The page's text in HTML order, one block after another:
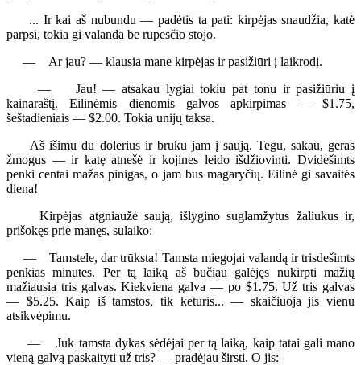
... Ir kai aš nubundu — padėtis ta pati: kirpėjas snaudžia, katė
parpsi, tokia gi valanda be rūpesčio stojo.
— Ar jau? — klausia mane kirpėjas ir pasižiūri į laikrodį.
— Jau! — atsakau lygiai tokiu pat tonu ir pasižiūriu į
kainaraštį. Eilinėmis dienomis galvos apkirpimas — $1.75,
šeštadieniais — $2.00. Tokia unijų taksa.
Aš išimu du dolerius ir bruku jam į saują. Tegu, sakau, geras
žmogus — ir katę atnešė ir kojines leido išdžiovinti. Dvidešimts
penki centai mažas pinigas, o jam bus magaryčių. Eilinė gi savaitės
diena!
Kirpėjas atgniaužė saują, išlygino suglamžytus žaliukus ir,
prišokęs prie manęs, sulaiko:
— Tamstele, dar trūksta! Tamsta miegojai valandą ir trisdešimts
penkias minutes. Per tą laiką aš būčiau galėjęs nukirpti mažių
mažiausia tris galvas. Kiekviena galva — po $1.75. Už tris galvas
— $5.25. Kaip iš tamstos, tik keturis... — skaičiuoja jis vienu
atsikvėpimu.
— Juk tamsta dykas sėdėjai per tą laiką, kaip tatai gali mano
vieną galvą paskaityti už tris? — pradėjau širsti. O jis: